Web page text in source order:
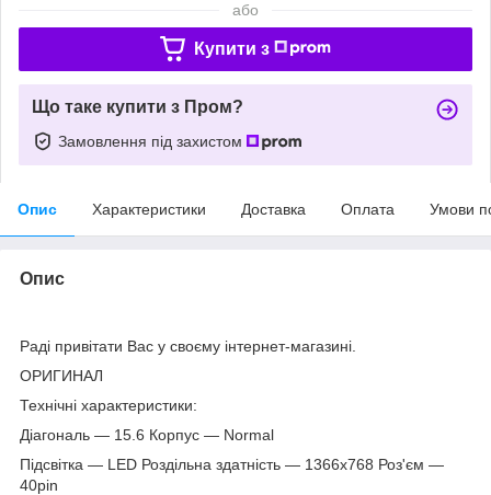
або
Купити з
Що таке купити з Пром?
Замовлення під захистом
Опис Характеристики Доставка Оплата Умови
Опис
Раді привітати Вас у своєму інтернет-магазині.
ОРИГИНАЛ
Технічні характеристики:
Діагональ — 15.6 Корпус — Normal
Підсвітка — LED Роздільна здатність — 1366х768 Роз'єм —
40pin